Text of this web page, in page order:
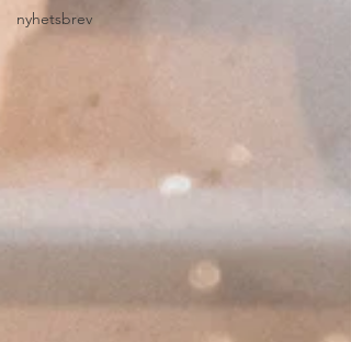
nyhetsbrev